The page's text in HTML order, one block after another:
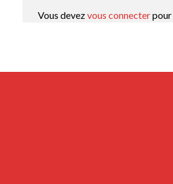
Vous devezvous connecterpour